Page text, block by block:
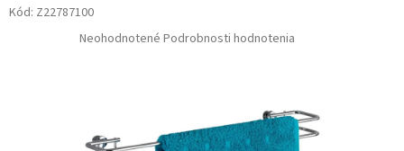
Kód: Z22787100
Priemerné
hodnotenie
Neohodnotené Podrobnosti hodnotenia